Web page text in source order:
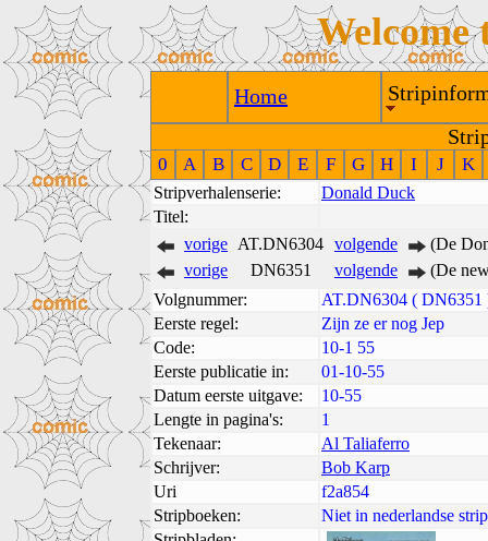
Welcome
Home
0 A B C D E F G H I J K
Stripverhalenserie:
Donald Duck
Titel:
vorige AT.DN6304 volgende
(De
vorige
DN6351 volgende
(De
Volgnummer:
AT.DN6304 ( DN6351
Eerste regel:
Zijn ze er nog Jep
Code:
10-1 55
Eerste publicatie in:
01-10-55
Datum eerste uitgave:
10-55
Lengte in pagina's:
1
Tekenaar:
Al Taliaferro
Schrijver:
Bob Karp
Uri
f2a854
Stripboeken:
Niet in nederlandse